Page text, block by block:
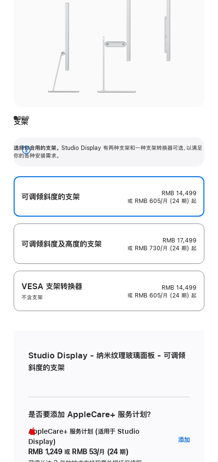
支架
选择你合用的支架。 Studio Display 有两种支架和一种支架转换器可选，以满足
你的各种安装需求。
展
可调倾斜度的支架
RMB 14,499
或 RMB 605/月 (24 期) 起
可调倾斜度及高‍度的支‍架
RMB 17,499
或 RMB 730/月 (24 期) 起
VESA 支架转换器
不含支架
RMB 14,499
或 RMB 605/月 (24 期) 起
Studio Display - 纳米纹理玻璃面板 - 可调倾
斜度的支架
是否要添加 AppleCare+ 服务计划？
AppleCare+ 服务计划 (适用于 Studio
Display)
RMB 1,249 或 RMB 53/月 (24 期)
添加